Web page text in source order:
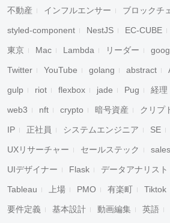
不動産 インフルエンサー ブロックチ
styled-component NestJS EC-CUBE
東京 Mac Lambda リーダー
Twitter YouTube golang abstract
gulp riot flexbox jade Pug 経理
web3 nft crypto 暗号資産 クリプ
IP 正社員 システムエンジニア SE
UXリサーチャー セールステック
UIデザイナー Flask データアナリスト
Tableau 上場 PMO 有楽町 Tiktok
要件定義 基本設計 動画編集 英語